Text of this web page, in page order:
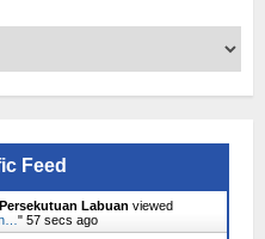
Feed
Labuan viewed
" 58 secs ago